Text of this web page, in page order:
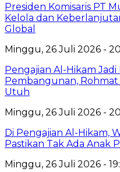
Presiden Komisaris PT
Kelola dan
Global
Minggu, 26 Juli 2026 -
Pengajian Al-Hikam
Pembangunan, Rohmat
Utuh
Minggu, 26 Juli 2026 -
Di Pengajian Al-Hikam,
Pastikan Tak Ada Anak
Minggu, 26 Juli 2026 -